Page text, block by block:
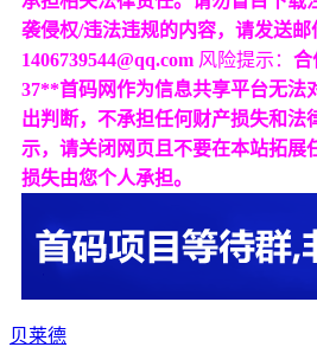
袭侵权/违法违规的内容，请发送邮
1406739544@qq.com 风险提示： 合
37**首码网作为信息共享平台无法
出判断，不承担任何财产损失和法
示，请关闭网页且不要在本站拓展
损失由您个人承担。
贝莱德